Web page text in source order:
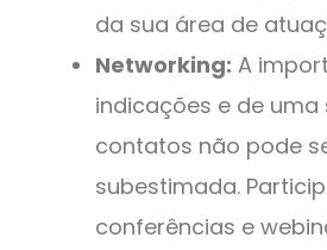
da sua área de
Networking: A
indicações e de uma
contatos não pode
subestimada.
conferências e